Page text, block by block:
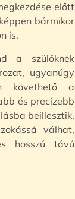
előtt
bármikor
is.
a szülőknek
ugyanúgy
követhető a
és precízebb
beillesztik,
válhat,
hosszú távú